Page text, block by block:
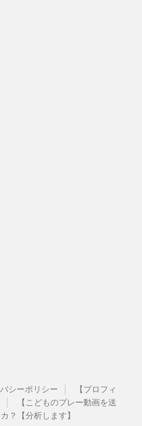
シーポリシー
【プロフィ
【こどものプレー動画を送
？【分析します】